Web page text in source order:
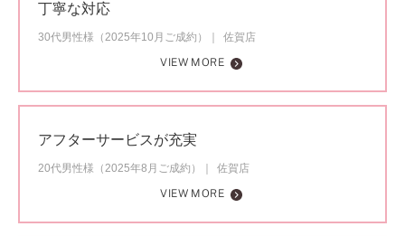
丁寧な対応
30代男性様（2025年10月ご成約）
佐賀店
VIEW MORE
アフターサービスが充実
20代男性様（2025年8月ご成約）
佐賀店
VIEW MORE